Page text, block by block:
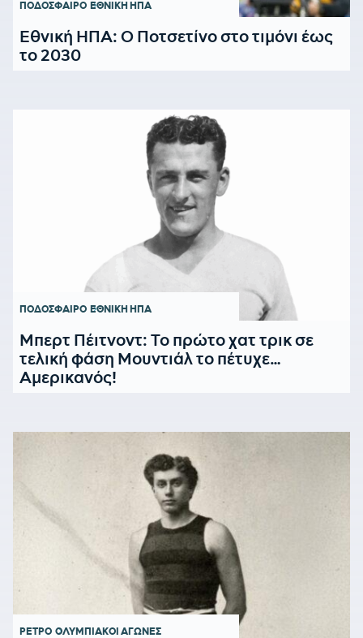
ΠΟΔΟΣΦΑΙΡΟ ΕΘΝΙΚΗ ΗΠΑ
Εθνική ΗΠΑ: Ο Ποτσετίνο στο τιμόνι έως
το 2030
ΠΟΔΟΣΦΑΙΡΟ ΕΘΝΙΚΗ ΗΠΑ
Μπερτ Πέιτνοντ: Το πρώτο χατ τρικ σε
τελική φάση Μουντιάλ το πέτυχε…
Αμερικανός!
ΡΕΤΡΟ ΟΛΥΜΠΙΑΚΟΙ ΑΓΩΝΕΣ